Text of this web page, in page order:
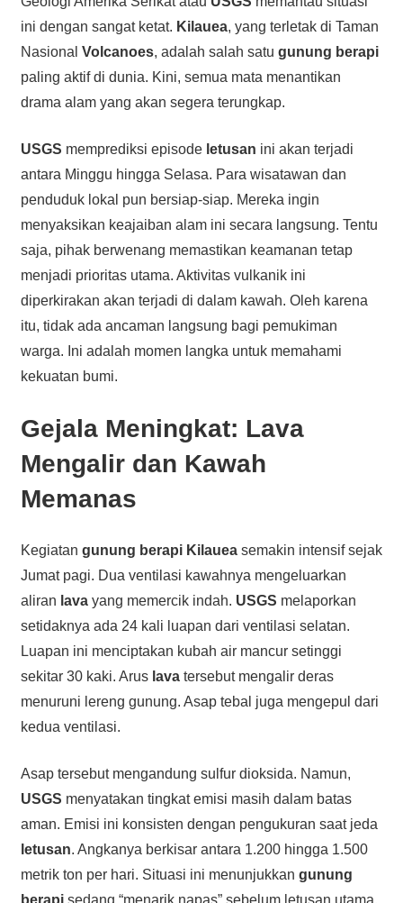
ini dengan sangat ketat. Kilauea, yang terletak di Taman
Nasional Volcanoes, adalah salah satu gunung berapi
paling aktif di dunia. Kini, semua mata menantikan
drama alam yang akan segera terungkap.
USGS memprediksi episode letusan ini akan terjadi
antara Minggu hingga Selasa. Para wisatawan dan
penduduk lokal pun bersiap-siap. Mereka ingin
menyaksikan keajaiban alam ini secara langsung. Tentu
saja, pihak berwenang memastikan keamanan tetap
menjadi prioritas utama. Aktivitas vulkanik ini
diperkirakan akan terjadi di dalam kawah. Oleh karena
itu, tidak ada ancaman langsung bagi pemukiman
warga. Ini adalah momen langka untuk memahami
kekuatan bumi.
Gejala Meningkat: Lava
Mengalir dan Kawah
Memanas
Kegiatan gunung berapi Kilaueasemakin intensif sejak
Jumat pagi. Dua ventilasi kawahnya mengeluarkan
aliran lavayang memercik indah. USGS melaporkan
setidaknya ada 24 kali luapan dari ventilasi selatan.
Luapan ini menciptakan kubah air mancur setinggi
sekitar 30 kaki. Arus lavatersebut mengalir deras
menuruni lereng gunung. Asap tebal juga mengepul dari
kedua ventilasi.
Asap tersebut mengandung sulfur dioksida. Namun,
USGS menyatakan tingkat emisi masih dalam batas
aman. Emisi ini konsisten dengan pengukuran saat jeda
letusan. Angkanya berkisar antara 1.200 hingga 1.500
metrik ton per hari. Situasi ini menunjukkan gunung
berapisedang “menarik napas” sebelum letusan utama.